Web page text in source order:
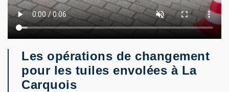
Les opérations de changement
pour les tuiles envolées à La
Carquois